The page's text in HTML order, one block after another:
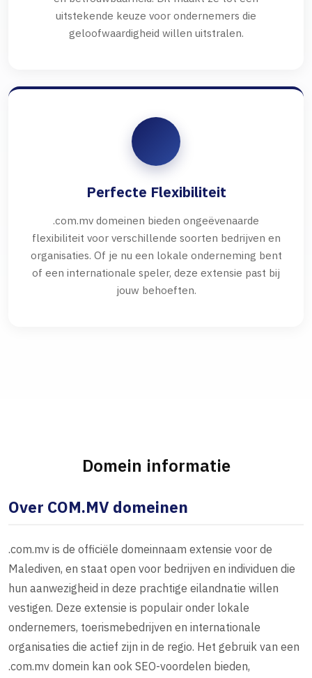
uitstekende keuze voor ondernemers die
geloofwaardigheid willen uitstralen.
Perfecte Flexibiliteit
.com.mv domeinen bieden ongeëvenaarde
flexibiliteit voor verschillende soorten bedrijven en
organisaties. Of je nu een lokale onderneming bent
of een internationale speler, deze extensie past bij
jouw behoeften.
Domein informatie
Over COM.MV domeinen
.com.mv is de officiële domeinnaam extensie voor de
Malediven, en staat open voor bedrijven en individuen die
hun aanwezigheid in deze prachtige eilandnatie willen
vestigen. Deze extensie is populair onder lokale
ondernemers, toerismebedrijven en internationale
organisaties die actief zijn in de regio. Het gebruik van een
.com.mv domein kan ook SEO-voordelen bieden,